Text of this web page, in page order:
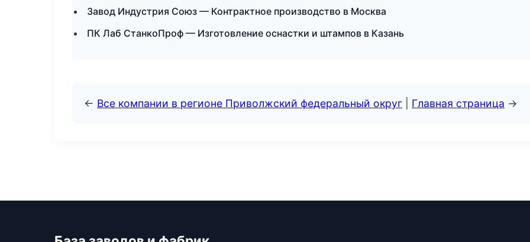
Завод Индустрия Союз — Контрактное производство в Москва
ПК Лаб СтанкоПроф — Изготовление оснастки и штампов в Казань
← Все компании в регионе Приволжский федеральный округ Главная страница →